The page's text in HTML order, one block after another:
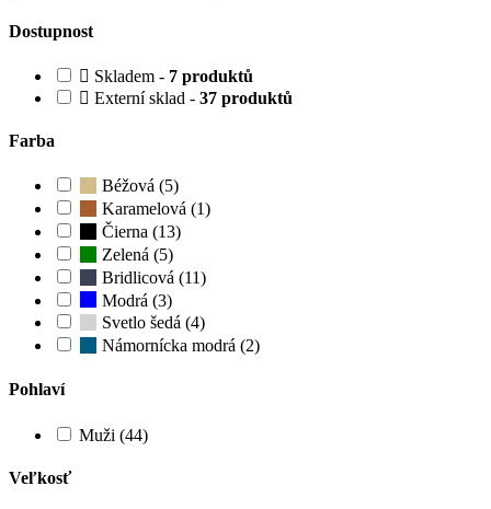
Dostupnost
Skladem - 7 produktů
Externí sklad - 37 produktů
Farba
Béžová (5)
Karamelová (1)
Čierna (13)
Zelená (5)
Bridlicová (11)
Modrá (3)
Svetlo šedá (4)
Námornícka modrá (2)
Pohlaví
Muži (44)
Veľkosť